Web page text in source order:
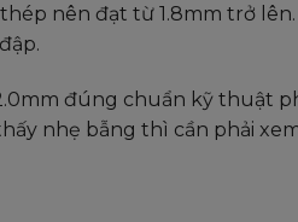
nên đạt từ 1.8mm trở
đúng chuẩn kỹ thuật
nhẹ bẫng thì cần phải